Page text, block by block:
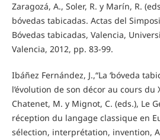
Zaragozá, A., Soler, R. y Marín, R.
bóvedas tabicadas. Actas del
Bóvedas tabicadas, Valencia,
Valencia, 2012, pp. 83-99.
Ibáñez Fernández, J.,“La ‘bóveda
l’évolution de son décor au cours du
Chatenet, M. y Mignot, C. (eds.), Le
réception du langage classique en
sélection, interprétation, invention,